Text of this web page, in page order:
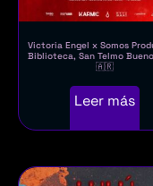
Victoria Engel x Somos
Biblioteca, San Telmo
🇦🇷
Leer más